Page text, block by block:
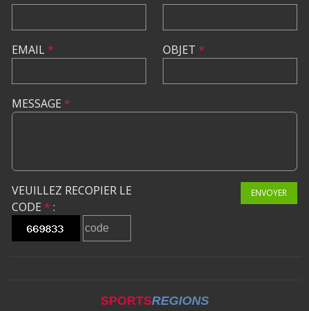
EMAIL* OBJET *
MESSAGE *
VEUILLEZ RECOPIER LE
CODE * :
ENVOYER
SPORTSREGIONS